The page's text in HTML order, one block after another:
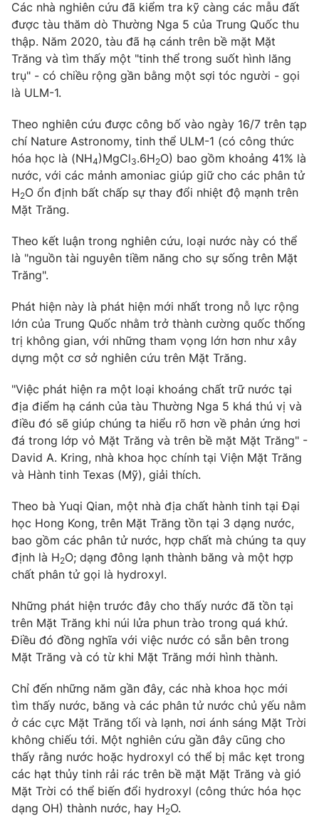
Chất lượng cuộc sống
Học trực tuyến
Công nghệ
Hitech Công nghệ tương lai
Sản phẩm
Thị trường
Tư vấn
Giao lưu trực tuyến
Lịch phát sóng
Chuyên mục khác
Emagazine Podcast
Photo
Video Shorts video
VTV Sức khoẻ Bất động sản
VTV4 Vươn mình bằng AI
VTV9 VTV8
Liên hệ tòa soạn English
THỜI BÁO VTV
Theo dõi báo trên
Cơ quan chủ quản:Đài Truyền hình Việt Nam
Cơ quan báo chí: Thời báo VTV
Giấy phép hoạt động báo in và báo điện tử số 483/GP-BTTTT
cấp ngày 29/12/2023
Tổng Biên tập:Vũ Thanh Thủy
Phó Tổng Biên tập: Nguyễn Thị Mỹ Hạnh, Phạm Quốc Thắng,
Nguyễn Trọng Ninh
Tổng đài VTV:024.38 355 931 - 024.38 355 932
Các nhà nghiên cứu đã kiểm tra kỹ càng các mẫu đất
được tàu thăm dò Thường Nga 5 của Trung Quốc thu
thập. Năm 2020, tàu đã hạ cánh trên bề mặt Mặt
Trăng và tìm thấy một "tinh thể trong suốt hình lăng
trụ" - có chiều rộng gần bằng một sợi tóc người - gọi
là ULM-1.
Theo nghiên cứu được công bố vào ngày 16/7 trên tạp
chí Nature Astronomy, tinh thể ULM-1 (có công thức
hóa học là (NH4)MgCl3.6H2O) bao gồm khoảng 41% là
nước, với các mảnh amoniac giúp giữ cho các phân tử
H2O ổn định bất chấp sự thay đổi nhiệt độ mạnh trên
Mặt Trăng.
Theo kết luận trong nghiên cứu, loại nước này có thể
là "nguồn tài nguyên tiềm năng cho sự sống trên Mặt
Trăng".
Phát hiện này là phát hiện mới nhất trong nỗ lực rộng
lớn của Trung Quốc nhằm trở thành cường quốc thống
trị không gian, với những tham vọng lớn hơn như xây
dựng một cơ sở nghiên cứu trên Mặt Trăng.
"Việc phát hiện ra một loại khoáng chất trữ nước tại
địa điểm hạ cánh của tàu Thường Nga 5 khá thú vị và
điều đó sẽ giúp chúng ta hiểu rõ hơn về phản ứng hơi
đá trong lớp vỏ Mặt Trăng và trên bề mặt Mặt Trăng" -
David A. Kring, nhà khoa học chính tại Viện Mặt Trăng
và Hành tinh Texas (Mỹ), giải thích.
Theo bà Yuqi Qian, một nhà địa chất hành tinh tại Đại
học Hong Kong, trên Mặt Trăng tồn tại 3 dạng nước,
bao gồm các phân tử nước, hợp chất mà chúng ta quy
định là H2O; dạng đông lạnh thành băng và một hợp
chất phân tử gọi là hydroxyl.
Những phát hiện trước đây cho thấy nước đã tồn tại
trên Mặt Trăng khi núi lửa phun trào trong quá khứ.
Điều đó đồng nghĩa với việc nước có sẵn bên trong
Mặt Trăng và có từ khi Mặt Trăng mới hình thành.
Chỉ đến những năm gần đây, các nhà khoa học mới
tìm thấy nước, băng và các phân tử nước chủ yếu nằm
ở các cực Mặt Trăng tối và lạnh, nơi ánh sáng Mặt Trời
không chiếu tới. Một nghiên cứu gần đây cũng cho
thấy rằng nước hoặc hydroxyl có thể bị mắc kẹt trong
các hạt thủy tinh rải rác trên bề mặt Mặt Trăng và gió
Mặt Trời có thể biến đổi hydroxyl (công thức hóa học
dạng OH) thành nước, hay H2O.